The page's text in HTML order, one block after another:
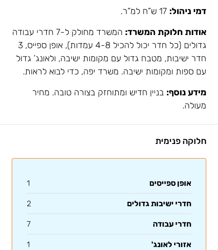
דמי ניהול:
אודות חלוקת המשרד:
המשרד מחולק ל-7 חדרי עבודה
גדולים (כל חדר יכול להכיל 4-8 עמדות), אופן ספייס, 3
חדר ישיבות, מטבח גדול עם מקומות ישיבה, ולאונג’ גדול
עם ספות ומקומות ישיבה. משרד יפה, כדי לבוא לראות.
מידע נוסף: בניין חדיש ומתוחזק בצורה טובה. מחיר
מעולה.
חלוקה פנימית
אופן ספייסים 1
חדרי ישיבות גדולים 2
חדרי עבודה 7
אזורי לאונג' 1